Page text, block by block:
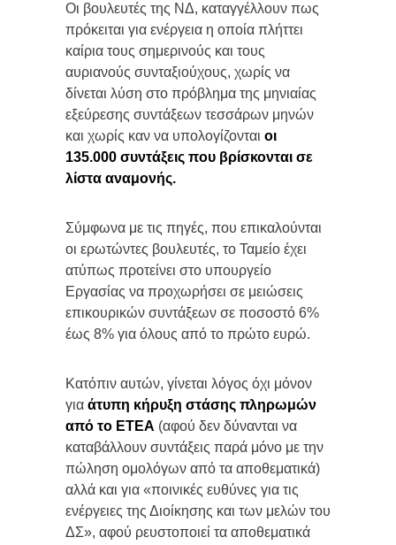
Οι βουλευτές της ΝΔ, καταγγέλλουν πως
πρόκειται για ενέργεια η οποία πλήττει
καίρια τους σημερινούς και τους
αυριανούς συνταξιούχους, χωρίς να
δίνεται λύση στο πρόβλημα της μηνιαίας
εξεύρεσης συντάξεων τεσσάρων μηνών
και χωρίς καν να υπολογίζονται οι
135.000 συντάξεις που βρίσκονται σε
λίστα αναμονής.
Σύμφωνα με τις πηγές, που επικαλούνται
οι ερωτώντες βουλευτές, το Ταμείο έχει
ατύπως προτείνει στο υπουργείο
Εργασίας να προχωρήσει σε μειώσεις
επικουρικών συντάξεων σε ποσοστό 6%
έως 8% για όλους από το πρώτο ευρώ.
Κατόπιν αυτών, γίνεται λόγος όχι μόνον
για άτυπη κήρυξη στάσης πληρωμών
από το ΕΤΕΑ (αφού δεν δύνανται να
καταβάλλουν συντάξεις παρά μόνο με την
πώληση ομολόγων από τα αποθεματικά)
αλλά και για «ποινικές ευθύνες για τις
ενέργειες της Διοίκησης και των μελών του
ΔΣ», αφού ρευστοποιεί τα αποθεματικά